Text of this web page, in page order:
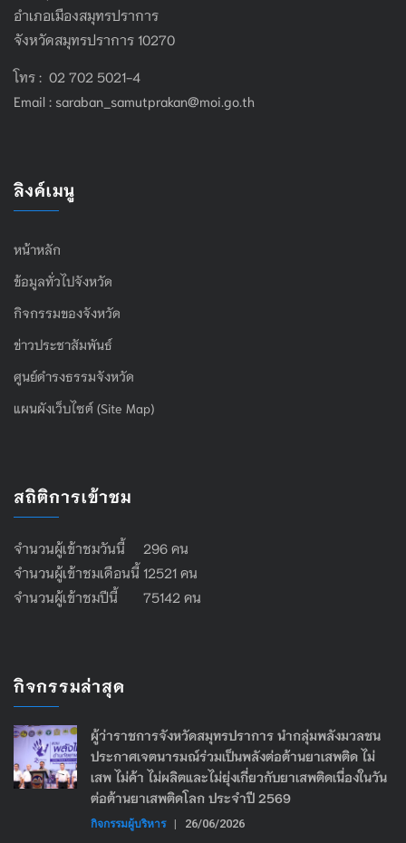
อำเภอเมืองสมุทรปราการ
จังหวัดสมุทรปราการ 10270
โทร : 02 702 5021-4
Email : saraban_samutprakan@moi.go.th
ลิงค์เมนู
หน้าหลัก
ข้อมูลทั่วไปจังหวัด
กิจกรรมของจังหวัด
ข่าวประชาสัมพันธ์
ศูนย์ดำรงธรรมจังหวัด
แผนผังเว็บไซต์ (Site Map)
สถิติการเข้าชม
จำนวนผู้เข้าชมวันนี้ 296 คน
จำนวนผู้เข้าชมเดือนนี้ 12521 คน
จำนวนผู้เข้าชมปีนี้ 75142 คน
กิจกรรมล่าสุด
ผู้ว่าราชการจังหวัดสมุทรปราการ นำกลุ่มพลังมวลชน
ประกาศเจตนารมณ์ร่วมเป็นพลังต่อต้านยาเสพติด ไม่
เสพ ไม่ค้า ไม่ผลิตและไม่ยุ่งเกี่ยวกับยาเสพติดเนื่องในวัน
ต่อต้านยาเสพติดโลก ประจำปี 2569
กิจกรรมผู้บริหาร | 26/06/2026